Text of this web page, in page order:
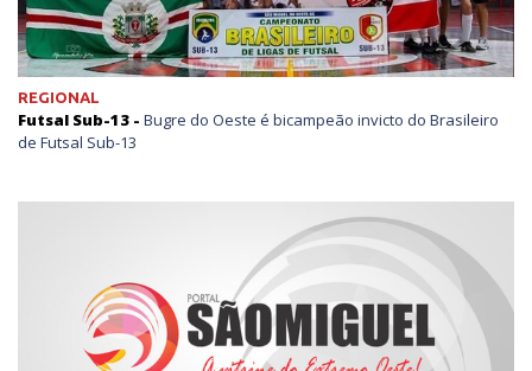
REGIONAL
Futsal Sub-13 - Bugre do Oeste é bicampeão invicto do Brasileiro
de Futsal Sub-13